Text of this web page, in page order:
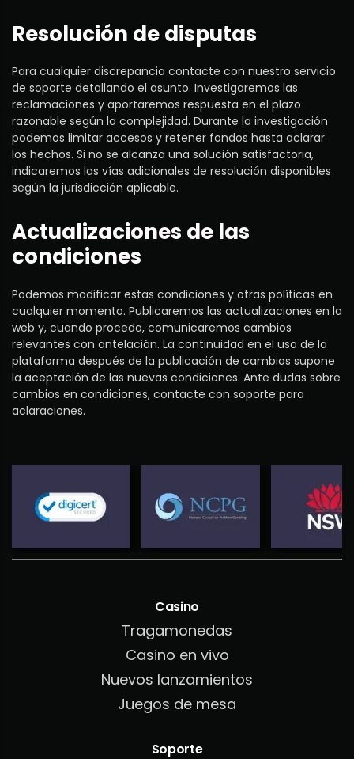
Resolución de disputas
Para cualquier discrepancia contacte con nuestro servicio
de soporte detallando el asunto. Investigaremos las
reclamaciones y aportaremos respuesta en el plazo
razonable según la complejidad. Durante la investigación
podemos limitar accesos y retener fondos hasta aclarar
los hechos. Si no se alcanza una solución satisfactoria,
indicaremos las vías adicionales de resolución disponibles
según la jurisdicción aplicable.
Actualizaciones de las
condiciones
Podemos modificar estas condiciones y otras políticas en
cualquier momento. Publicaremos las actualizaciones en la
web y, cuando proceda, comunicaremos cambios
relevantes con antelación. La continuidad en el uso de la
plataforma después de la publicación de cambios supone
la aceptación de las nuevas condiciones. Ante dudas sobre
cambios en condiciones, contacte con soporte para
aclaraciones.
Casino
Tragamonedas
Casino en vivo
Nuevos lanzamientos
Juegos de mesa
Soporte